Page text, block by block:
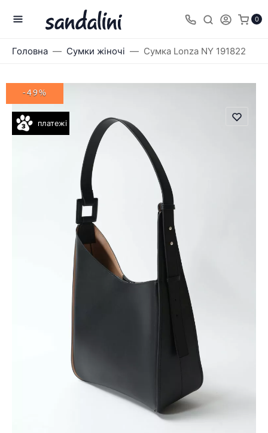
0
Головна Сумки жіночі Сумка Lonza NY 191822
платежі
-49%